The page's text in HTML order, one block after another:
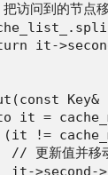
访问到的节点
it-
Key&
it =
!=
更新值并移
it->second-